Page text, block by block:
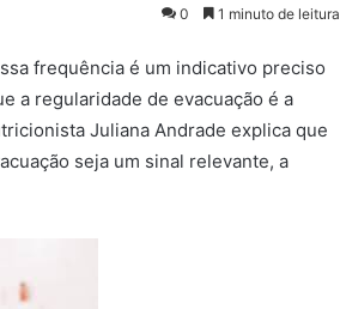
0 1 minuto de leitura
frequência é um indicativo preciso
a regularidade de evacuação é a
Juliana Andrade explica que
seja um sinal relevante, a